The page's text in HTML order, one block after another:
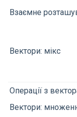
Взаємне
Вектори: мікс
Операції з
Вектори: